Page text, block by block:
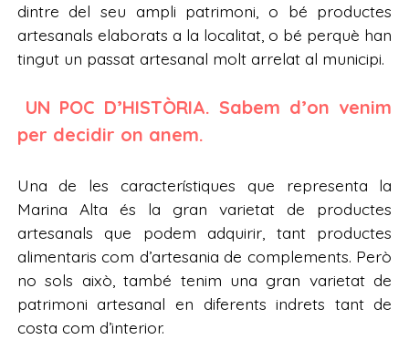
dintre del seu ampli patrimoni, o bé productes
artesanals elaborats a la localitat, o bé perquè han
tingut un passat artesanal molt arrelat al municipi.
UN POC D’HISTÒRIA. Sabem d’on venim
per decidir on anem.
Una de les característiques que representa la
Marina Alta és la gran varietat de productes
artesanals que podem adquirir, tant productes
alimentaris com d’artesania de complements. Però
no sols això, també tenim una gran varietat de
patrimoni artesanal en diferents indrets tant de
costa com d’interior.